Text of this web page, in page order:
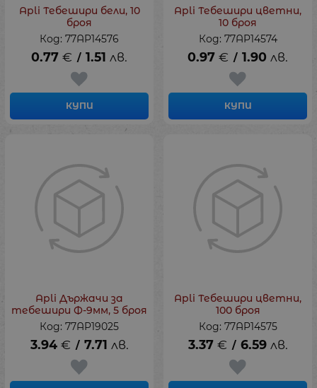
Apli Тебешири бели, 10
броя
Код: 77AP14576
0.77 € / 1.51 лв.
КУПИ
Apli Тебешири цветни,
10 броя
Код: 77AP14574
0.97 € / 1.90 лв.
КУПИ
Apli Държачи за
тебешири Ф-9мм, 5 броя
Код: 77AP19025
3.94 € / 7.71 лв.
Apli Тебешири цветни,
100 броя
Код: 77AP14575
3.37 € / 6.59 лв.